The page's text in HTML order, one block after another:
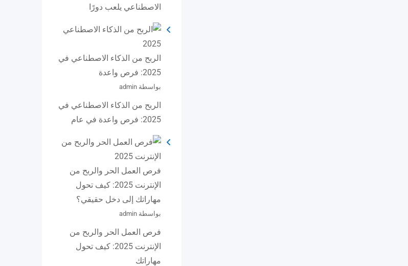
الاصطناعي يلعب دورًا
الربح من الذكاء الاصطناعي في
2025: فرص واعدة
بواسطة admin
الربح من الذكاء الاصطناعي في
2025: فرص واعدة في عام
فرص العمل الحر والربح من
الإنترنت 2025: كيف تحول
مهاراتك إلى دخل حقيقي؟
بواسطة admin
فرص العمل الحر والربح من
الإنترنت 2025: كيف تحول
مهاراتك